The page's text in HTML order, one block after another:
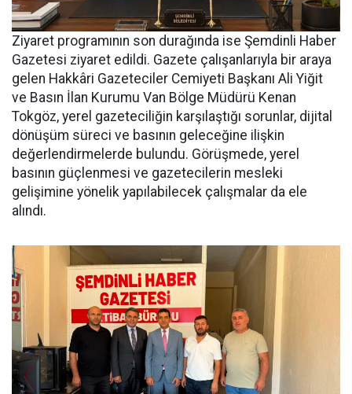
Ziyaret programının son durağında ise Şemdinli Haber
Gazetesi ziyaret edildi. Gazete çalışanlarıyla bir araya
gelen Hakkâri Gazeteciler Cemiyeti Başkanı Ali Yiğit
ve Basın İlan Kurumu Van Bölge Müdürü Kenan
Tokgöz, yerel gazeteciliğin karşılaştığı sorunlar, dijital
dönüşüm süreci ve basının geleceğine ilişkin
değerlendirmelerde bulundu. Görüşmede, yerel
basının güçlenmesi ve gazetecilerin mesleki
gelişimine yönelik yapılabilecek çalışmalar da ele
alındı.